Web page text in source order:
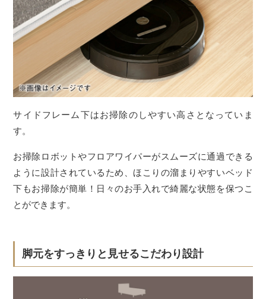
サイドフレーム下はお掃除のしやすい高さとなっていま
す。
お掃除ロボットやフロアワイパーがスムーズに通過できる
ように設計されているため、ほこりの溜まりやすいベッド
下もお掃除が簡単！日々のお手入れで綺麗な状態を保つこ
とができます。
脚元をすっきりと見せるこだわり設計